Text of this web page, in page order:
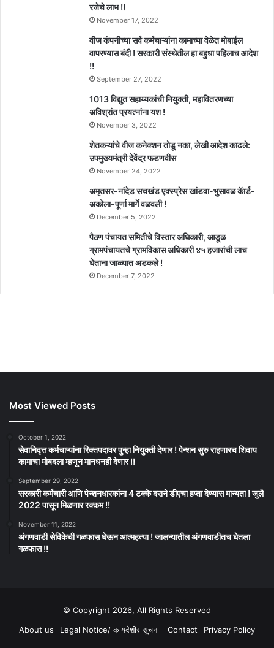
रजेचे लाभ !!
November 17, 2022
वीज कंपनीच्या सर्व कर्मचाऱ्यांना कामाच्या वेळेत मोबाईल
वापरण्यास बंदी ! सरकारी संस्थेतील हा बहुधा पहिलाच आदेश
!!
September 27, 2022
1013 विद्युत सहाय्यकांची नियुक्ती, महावितरणच्या
अविश्रांत प्रयत्नांना यश !
November 3, 2022
शेतकऱ्यांचे वीज कनेक्शन तोडू नका, लेखी आदेश काढले:
उपमुख्यमंत्री देवेंद्र फडणवीस
November 24, 2022
अमृतसर-नांदेड सचखंड एक्स्प्रेस खांडवा-भुसावळ कॅार्ड-
अकोला-पूर्णा मार्गे वळवली !
December 5, 2022
पैठण पंचायत समितीचे विस्तार अधिकारी, आडूळ
ग्रामपंचायतचे ग्रामविकास अधिकारी ४५ हजारांची लाच
घेताना जाळ्यात अडकले !
December 7, 2022
Most Viewed Posts
October 1, 2022
सेवानिवृत्त कर्मचाऱ्यांना रिक्तपदावर पुन्हा नियुक्ती देणार ! पेन्शन सुरु राहणारच शिवाय
कामाचा मोबदला म्हणून मानधनही देणार !!
September 29, 2022
सरकारी कर्मचारी आणि पेन्शनधारकांना 4 टक्के दराने डीएचा हप्ता देण्यास मान्यता ! जुलै
2022 पासून मिळणार रक्कम !!
November 11, 2022
अंगणवाडी सेविकेची गळफास घेऊन आत्महत्या ! जालन्यातील अंगणवाडीतच घेतला
गळफास !!
© Copyright 2026, All Rights Reserved
About us
Legal Notice/ कायदेशीर सूचना Contact Privacy Policy